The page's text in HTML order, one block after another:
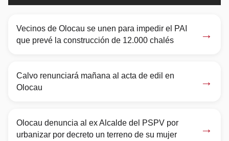
Vecinos de Olocau se unen para impedir el PAI
que prevé la construcción de 12.000 chalés
→
Calvo renunciará mañana al acta de edil en
Olocau
→
Olocau denuncia al ex Alcalde del PSPV por
urbanizar por decreto un terreno de su mujer
→